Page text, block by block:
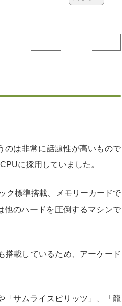
のは非常に話題性が高いもので
に採用していました。
ク標準搭載、メモリーカードで
他のハードを圧倒するマシンで
搭載しているため、アーケード
「サムライスピリッツ」、「龍